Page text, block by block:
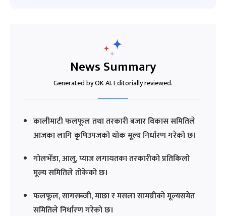
News Summary
Generated by OK AI. Editorially reviewed.
कालीमाटी फलफूल तथा तरकारी बजार विकास समितिले
आजका लागि कृषिउपजको थोक मूल्य निर्धारण गरेको छ।
गोलभेँडा, आलु, प्याज लगायतका तरकारीको प्रतिकिलो
मूल्य समितिले तोकेको छ।
फलफूल, सागसब्जी, माछा र मसला सामग्रीको मूल्यसमेत
समितिले निर्धारण गरेको छ।